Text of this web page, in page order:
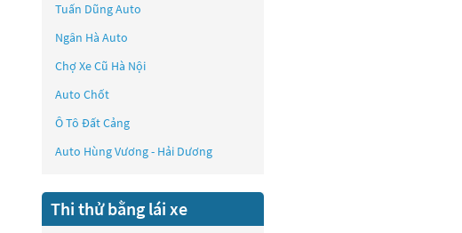
Tuấn Dũng Auto
Ngân Hà Auto
Chợ Xe Cũ Hà Nội
Auto Chốt
Ô Tô Đất Cảng
Auto Hùng Vương - Hải Dương
Thi thử bằng lái xe